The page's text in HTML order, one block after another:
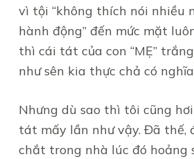
vì tội “không thích nói nhiều
hành động” đến mức mặt
thì cái tát của con “MẸ”
như sên kia thực chả có
Nhưng dù sao thì tôi cũng
tát mấy lần như vậy. Đã thế,
chắt trong nhà lúc đó hoảng